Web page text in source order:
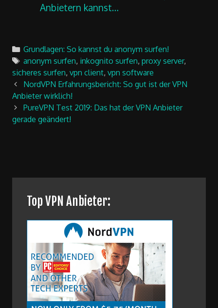
Anbietern kannst…
Categories
Grundlagen: So kannst du anonym surfen!
Tags
anonym surfen, inkognito surfen, proxy server,
sicheres surfen, vpn client, vpn software
Post
navigation
NordVPN Erfahrungsbericht: So gut ist der VPN
Anbieter wirklich!
PureVPN Test 2019: Das hat der VPN Anbieter
gerade geändert!
Top VPN Anbieter: